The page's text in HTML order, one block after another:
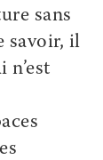
sans
savoir, il